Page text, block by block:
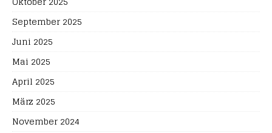
September 2025
Juni 2025
Mai 2025
April 2025
März 2025
November 2024